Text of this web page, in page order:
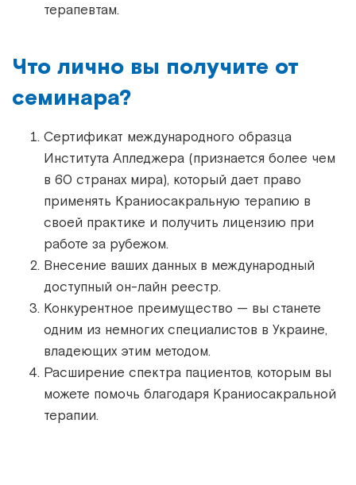
терапевтам.
Что лично вы получите от
семинара?
Сертификат международного образца
Института Апледжера (признается более чем
в 60 странах мира), который дает право
применять Краниосакральную терапию в
своей практике и получить лицензию при
работе за рубежом.
Внесение ваших данных в международный
доступный он-лайн реестр.
Конкурентное преимущество — вы станете
одним из немногих специалистов в Украине,
владеющих этим методом.
Расширение спектра пациентов, которым вы
можете помочь благодаря Краниосакральной
терапии.